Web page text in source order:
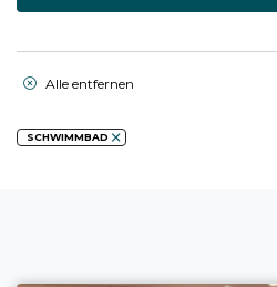
Alle entfernen
SCHWIMMBAD